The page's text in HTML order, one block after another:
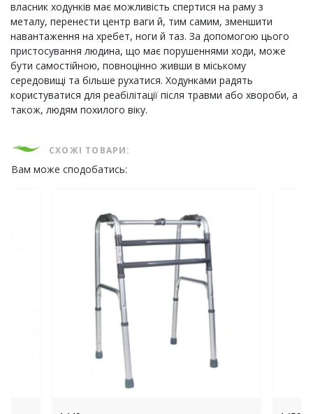
власник ходунків має можливість спертися на раму з
металу, перенести центр ваги й, тим самим, зменшити
навантаження на хребет, ноги й таз. За допомогою цього
пристосування людина, що має порушеннями ходи, може
бути самостійною, повноцінно живши в міському
середовищі та більше рухатися. Ходунками радять
користуватися для реабілітації після травми або хвороби, а
також, людям похилого віку.
СХОЖІ ТОВАРИ:
Вам може сподобатись: